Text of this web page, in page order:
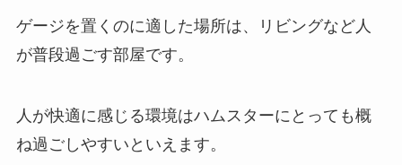
ゲージを置くのに適した場所は、リビングなど人
が普段過ごす部屋です。
人が快適に感じる環境はハムスターにとっても概
ね過ごしやすいといえます。